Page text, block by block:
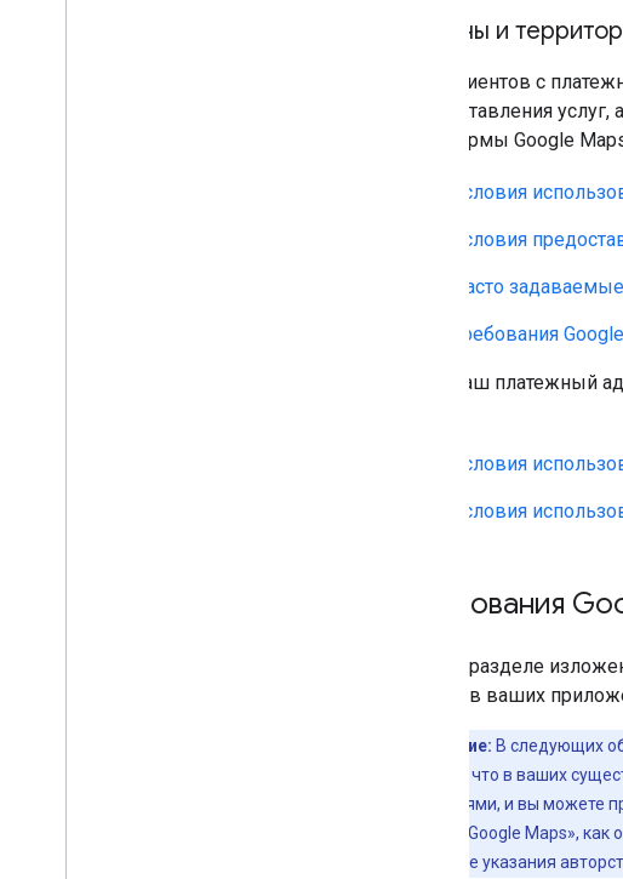
Страны и
Для клиентов с
предоставления
платформы Google
Условия
Условия
Часто
Требования
Если ваш платежный
Условия
Условия
Требования
В этом разделе
Google в ваших
Примечание: В следующих
Мы признаем, что в ваших
рекомендациями, и вы можете
используйте «Google Maps»,
существующие указания